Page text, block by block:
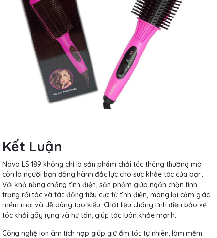
Kết Luận
Nova LS 189 không chỉ là sản phẩm chải tóc thông thường mà
còn là người bạn đồng hành đắc lực cho sức khỏe tóc của bạn.
Với khả năng chống tĩnh điện, sản phẩm giúp ngăn chặn tình
trạng rối tóc và tác động tiêu cực từ tĩnh điện, mang lại cảm giác
mềm mại và dễ dàng tạo kiểu. Chất liệu chống tĩnh điện bảo vệ
tóc khỏi gãy rụng và hư tổn, giúp tóc luôn khỏe mạnh.
Công nghệ ion âm tích hợp giúp giữ ẩm tóc tự nhiên, làm mềm